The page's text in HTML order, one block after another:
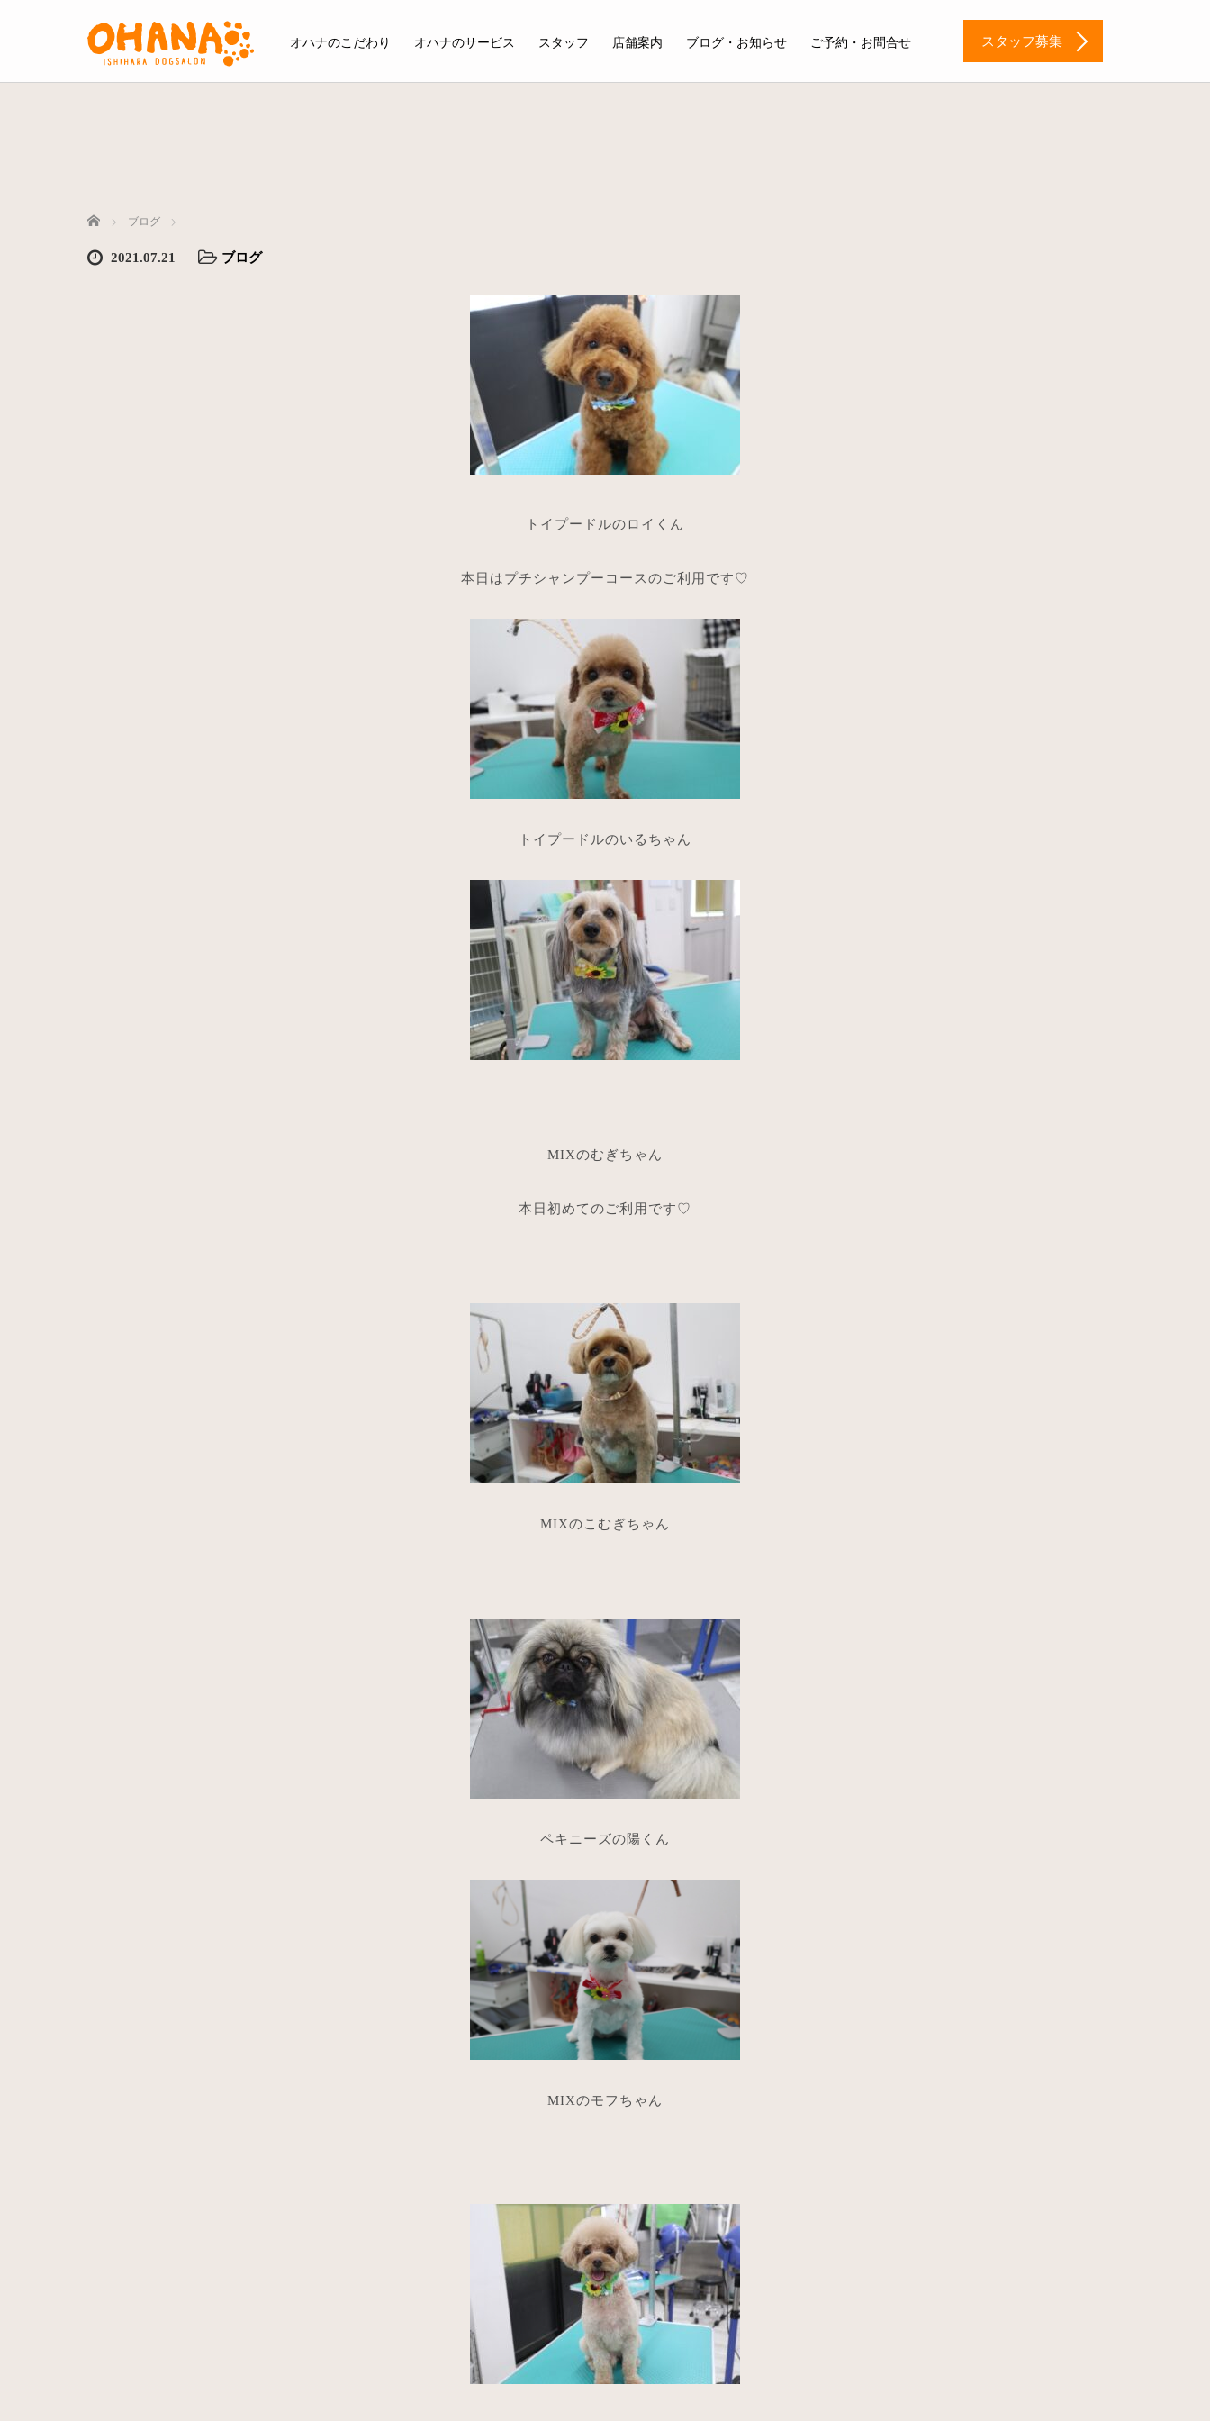
オハナのこだわり オハナのサービス スタッフ 店舗案内 ブログ・お知らせ ご予約・お問合せ スタッフ募集
ホーム ブログ
2021.07.21 ブログ
トイプードルのロイくん
本日はプチシャンプーコースのご利用です♡
トイプードルのいるちゃん
MIXのむぎちゃん
本日初めてのご利用です♡
MIXのこむぎちゃん
ペキニーズの陽くん
MIXのモフちゃん